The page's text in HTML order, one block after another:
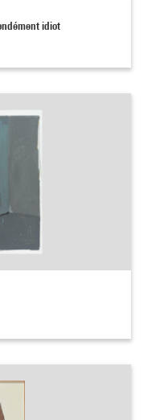
idiot